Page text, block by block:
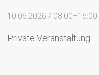
10.06.2026 / 08:00–16:00
Private Veranstaltung